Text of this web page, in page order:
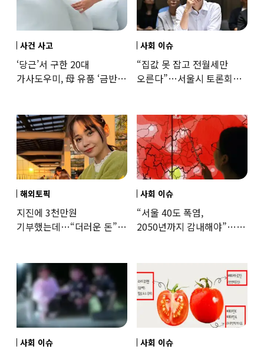
사건 사고
‘당근’서 구한 20대
가사도우미, 母 유품 ‘금반지
사회 이슈
“집값 못 잡고 전월세만
오른다”…서울시 토론회서
해외토픽
지진에 3천만원
기부했는데…“더러운 돈”
사회 이슈
“서울 40도 폭염,
2050년까지 감내해야”…
사회 이슈 사회 이슈